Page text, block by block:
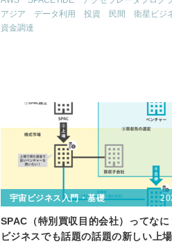
アジア
データ利用 投資 民間
衛星ビジ
資金調達
宇宙ビジネス入門・基礎
SPAC（特別買収目的会社）ってなに
ビジネスでも話題の話題の新しい上